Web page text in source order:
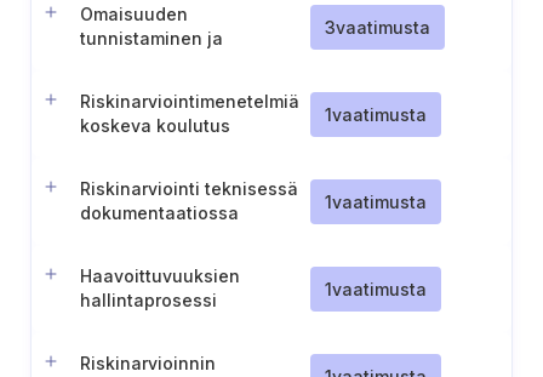
Omaisuuden
tunnistaminen ja
3vaatimusta
Riskinarviointimenetelmiä
koskeva koulutus
1vaatimusta
Riskinarviointi teknisessä
dokumentaatiossa
1vaatimusta
Haavoittuvuuksien
hallintaprosessi
1vaatimusta
Riskinarvioinnin